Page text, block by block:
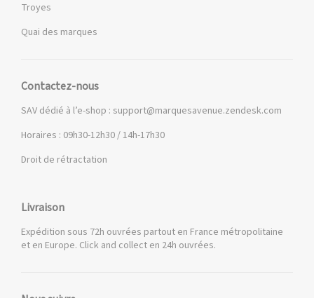
Troyes
Quai des marques
Contactez-nous
SAV dédié à l’e-shop : support@marquesavenue.zendesk.com
Horaires : 09h30-12h30 / 14h-17h30
Droit de rétractation
Livraison
Expédition sous 72h ouvrées partout en France métropolitaine
et en Europe. Click and collect en 24h ouvrées.